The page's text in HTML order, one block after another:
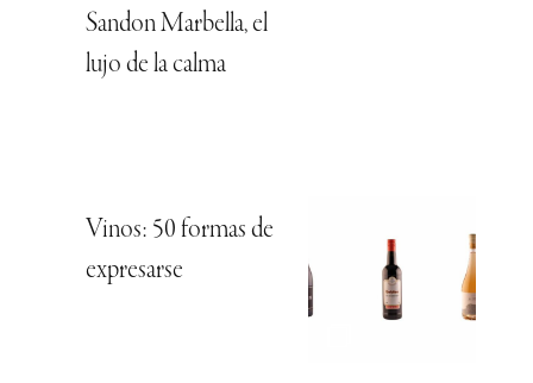
Sandon Marbella, el
lujo de la calma
Vinos: 50 formas de
expresarse